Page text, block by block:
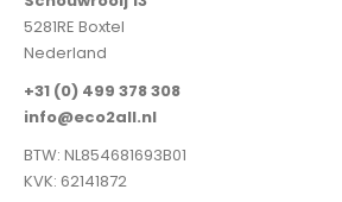
5281RE Boxtel
Nederland
+31 (0) 499 378 308
info@eco2all.nl
BTW: NL854681693B01
KVK: 62141872